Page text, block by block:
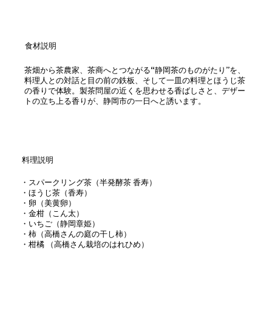
料理説明
茶畑から茶農家、茶商へとつながる“静岡茶のものがたり”を、
料理人との対話と目の前の鉄板、そして一皿の料理とほうじ茶
の香りで体験。製茶問屋の近くを思わせる香ばしさと、デザー
トの立ち上る香りが、静岡市の一日へと誘います。
食材説明
・スパークリング茶（半発酵茶 香寿）
・ほうじ茶（香寿）
・卵（美黄卵）
・金柑（こん太）
・いちご（静岡章姫）
・柿（高橋さんの庭の干し柿）
・柑橘 （高橋さん栽培のはれひめ）